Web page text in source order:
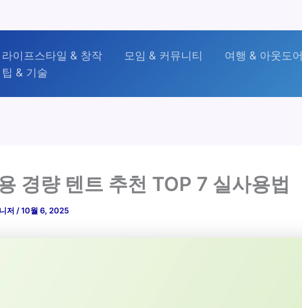
라이프스타일 & 창작 모임 & 커뮤니티 여행 & 아웃도어
팁 & 기술
경량 텐트 추천 TOP 7 실사용법
저 /10월 6, 2025